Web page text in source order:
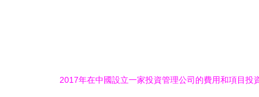
2017年在中國設立一家投資管理公司的費用和項目投